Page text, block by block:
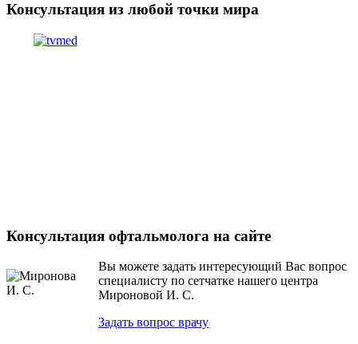
Консультация из любой точки мира
Консультация офтальмолога на сайте
Вы можете задать интересующий Вас вопрос
специалисту по сетчатке нашего центра
Мироновой И. С.
Задать вопрос врачу